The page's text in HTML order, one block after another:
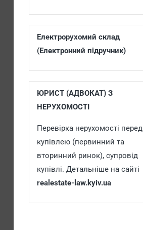
Електрорухомий склад
(Електронний підручник)
ЮРИСТ (АДВОКАТ) З
НЕРУХОМОСТІ
Перевірка нерухомості перед
купівлею (первинний та
вторинний ринок), супровід
купівлі. Детальніше на сайті
realestate-law.kyiv.ua